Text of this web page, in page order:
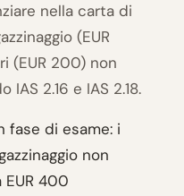
nella carta di
(EUR
(EUR 200) non
2.16 e IAS 2.18.
fase di esame: i
non
400